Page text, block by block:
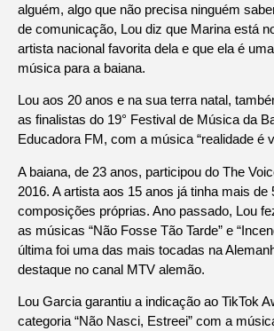
alguém, algo que não precisa ninguém
de comunicação, Lou diz que Marina está
artista nacional favorita dela e que ela é
música para a baiana.
Lou aos 20 anos e na sua terra natal,
as finalistas do 19° Festival de Música da
Educadora FM, com a música “realidade é
A baiana, de 23 anos, participou do The
2016. A artista aos 15 anos já tinha mais de
composições próprias. Ano passado, Lou
as músicas “Não Fosse Tão Tarde” e
última foi uma das mais tocadas na
destaque no canal MTV alemão.
Lou Garcia garantiu a indicação ao TikTok
categoria “Não Nasci, Estreei” com a